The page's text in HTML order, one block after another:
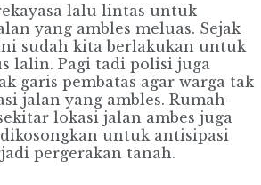
lalu lintas untuk
yang ambles meluas. Sejak
sudah kita berlakukan untuk
lalin. Pagi tadi polisi juga
garis pembatas agar warga tak
jalan yang ambles. Rumah-
lokasi jalan ambes juga
untuk antisipasi
pergerakan tanah.